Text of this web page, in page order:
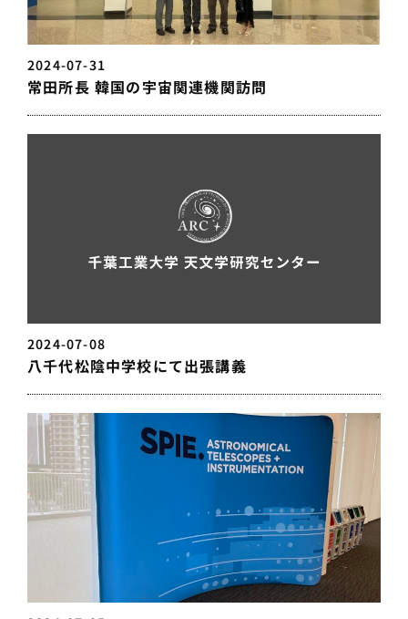
2024-07-31
常田所長 韓国の宇宙関連機関訪問
2024-07-08
八千代松陰中学校にて出張講義